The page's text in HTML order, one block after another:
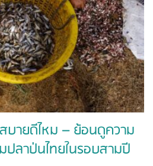
บายดีไหม – ย้อนดูความ
ลาป่นไทยในรอบสามปี